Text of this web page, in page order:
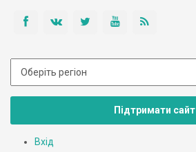
Підтримати сайт
Вхід